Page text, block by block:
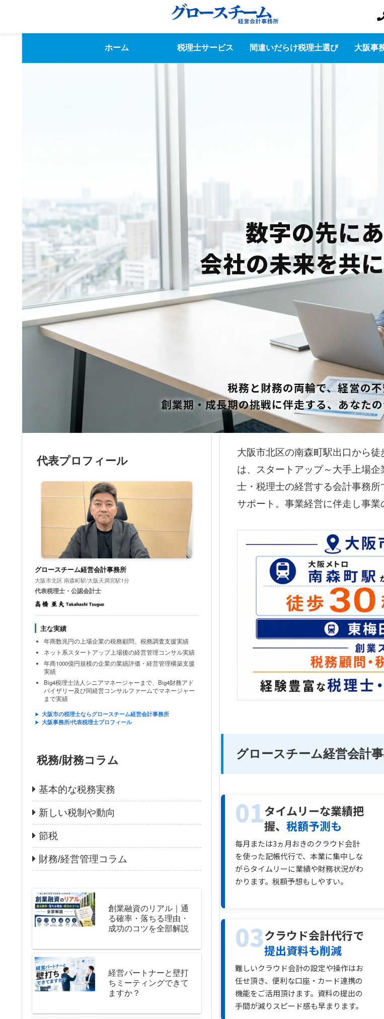
ホーム 税理士サービス 間違いだらけ税理士選び 大阪事
数字の先に
会社の未来を共
税務と財務の両輪で、経営の
創業期・成長期の挑戦に伴走する、あなた
大阪市北区の南森町駅出口から
は、スタートアップ～大手上場
士・税理士の経営する会計事務
サポート。事業経営に伴走し事業
グロースチーム経営会計
01タイムリーな業績把
握、 税額予測も
毎月または3ヵ月おきのクラウド会計
を使った記帳代行で、本業に集中しな
がらタイムリーに業績や財務状況がわ
かります。税額予想もしやすい。
03クラウド会計代行で
提出資料も削減
難しいクラウド会計の設定や操作はお
任せ頂き、便利な口座・カード連携の
機能をご活用頂けます。資料の提出の
手間が減りスピード感も早まります。
代表プロフィール
グロースチーム経営会計事務所
大阪市北区 南森町駅/大阪天満宮駅1分
代表税理士・公認会計士
主な実績
年商数兆円の上場企業の税務顧問、税務調査支援実績
ネット系スタートアップ上場後の経営管理コンサル実績
年商1000億円規模の企業の業績評価・経営管理構築支援
実績
Big4税理士法人シニアマネージャーまで、Big4財務アド
バイザリー及び同経営コンサルファームでマネージャー
まで実績
大阪市の税理士ならグロースチーム経営会計事務所
大阪事務所/代表税理士プロフィール
税務/財務コラム
基本的な税務実務
新しい税制や動向
節税
財務/経営管理コラム
創業融資のリアル｜通
る確率・落ちる理由・
成功のコツを全部解説
経営パートナーと壁打
ちミーティングできて
ますか？